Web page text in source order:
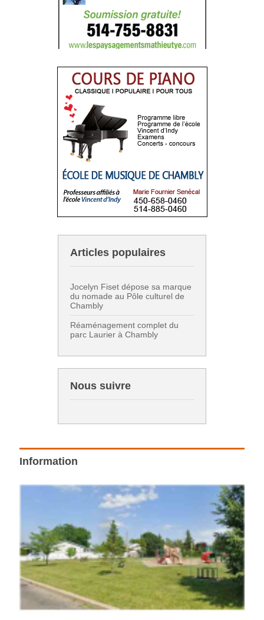
Articles populaires
Jocelyn Fiset dépose sa marque
du nomade au Pôle culturel de
Chambly
Réaménagement complet du
parc Laurier à Chambly
Nous suivre
Information